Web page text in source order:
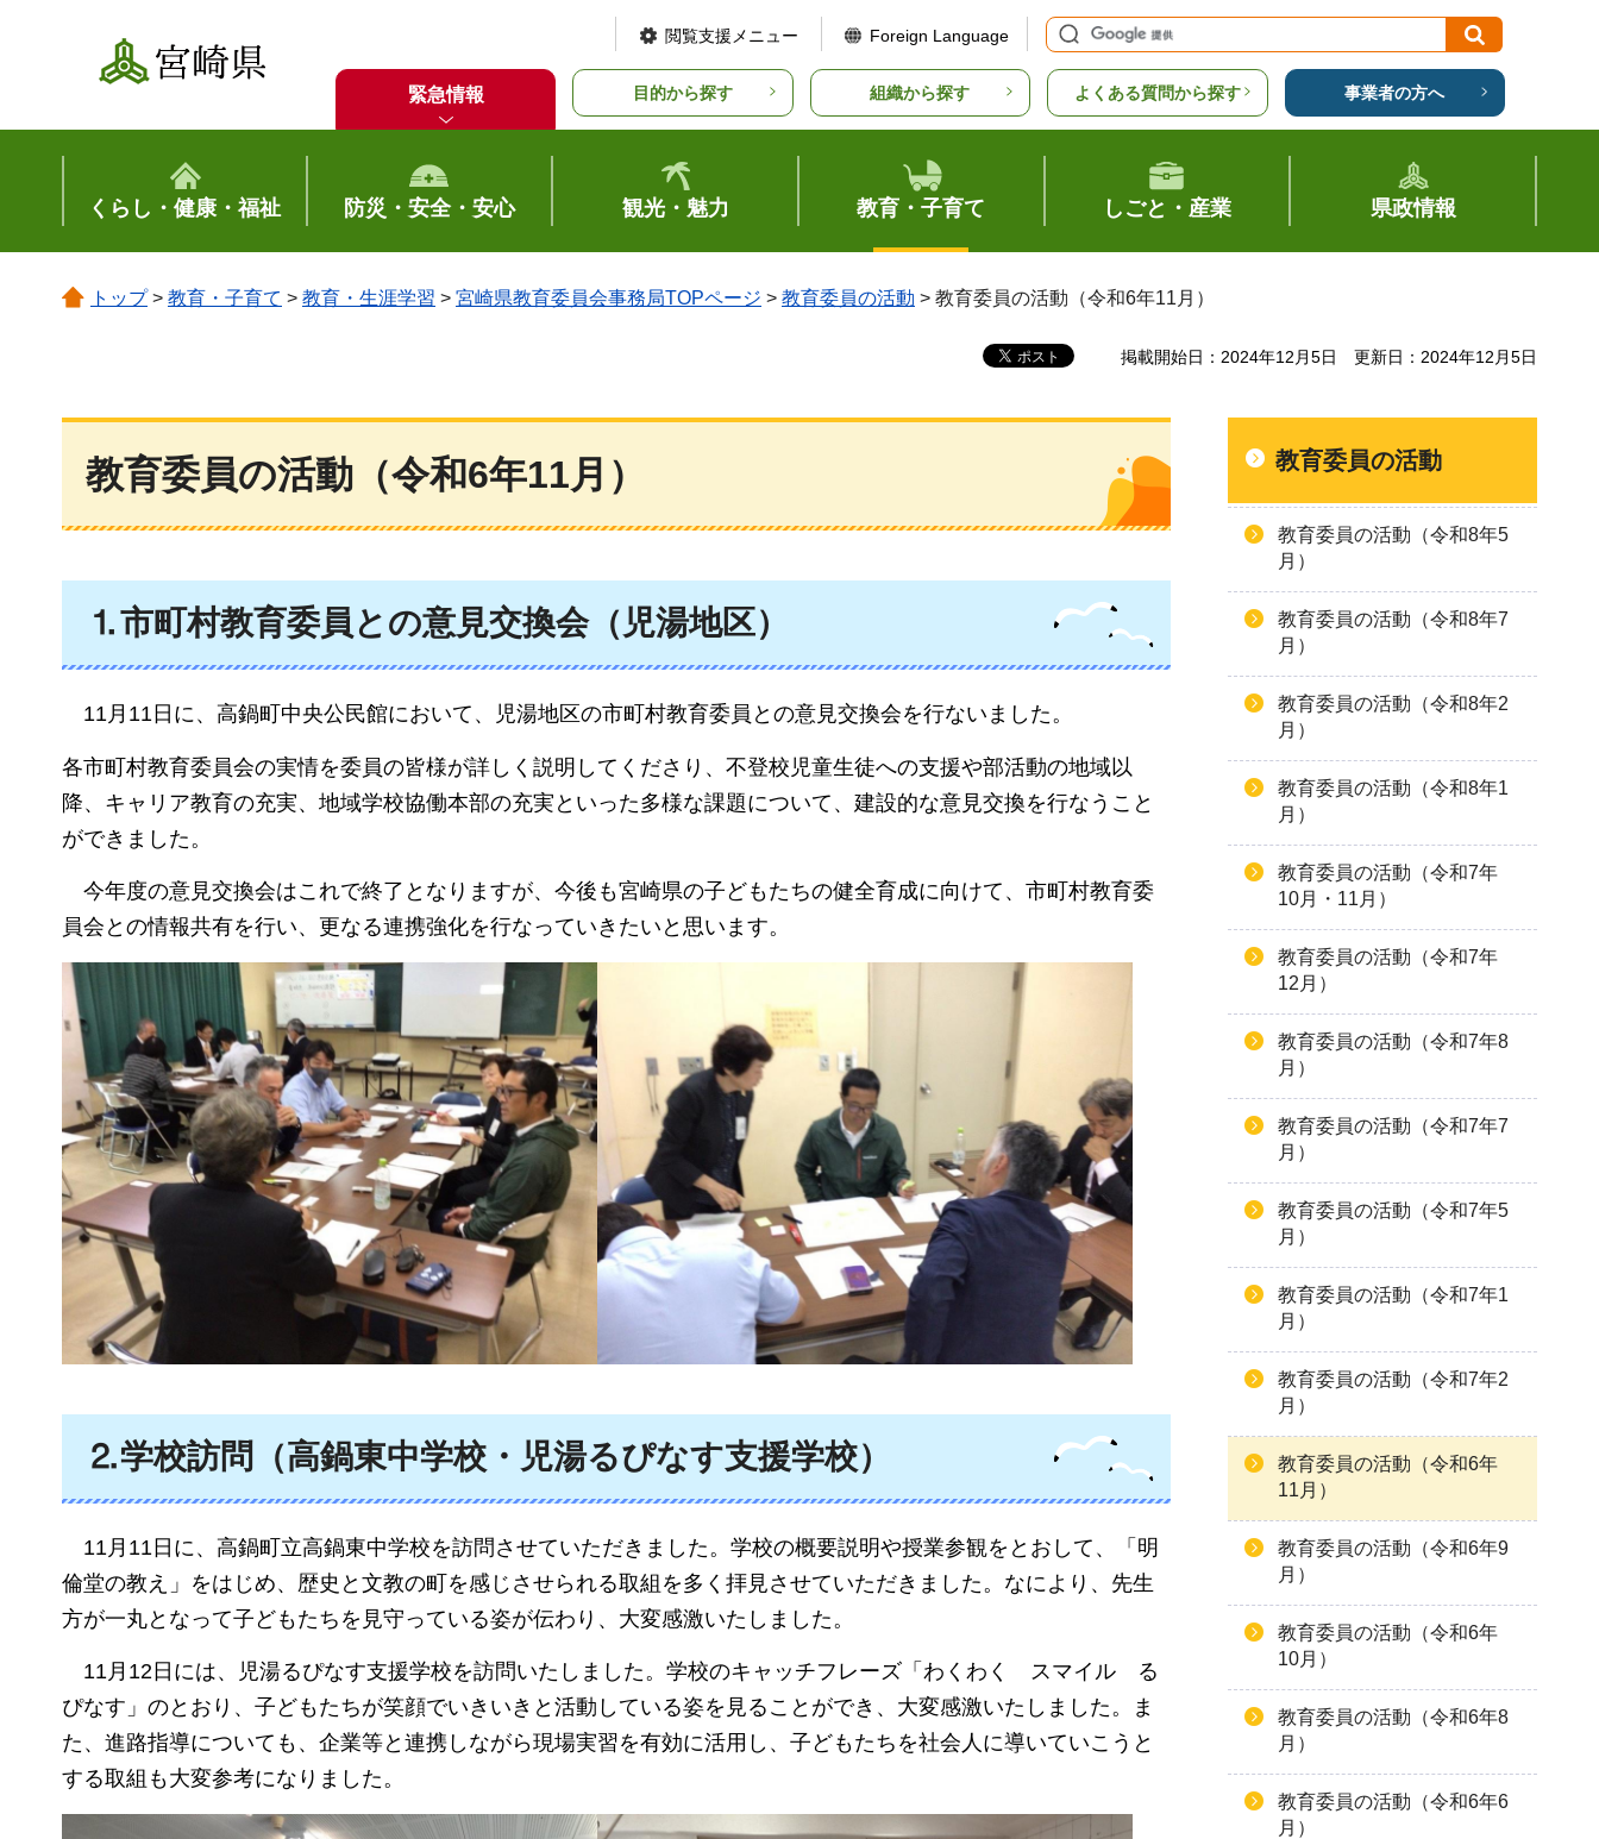
宮崎県
閲覧支援メニュー Foreign Language
緊急情報 目的から探す 組織から探す よくある質問から探す 事業者の方へ
くらし・健康・福祉 防災・安全・安心 観光・魅力 教育・子育て しごと・産業 県政情報
トップ> 教育・子育て > 教育・生涯学習 > 宮崎県教育委員会事務局TOPページ > 教育委員の活動 > 教育委員の活動（令和6年11月）
掲載開始日：2024年12月5日 更新日：2024年12月5日
教育委員の活動（令和6年11月）
⒈市町村教育委員との意見交換会（児湯地区）
11月11日に、高鍋町中央公民館において、児湯地区の市町村教育委員との意見交換会を行ないました。
各市町村教育委員会の実情を委員の皆様が詳しく説明してくださり、不登校児童生徒への支援や部活動の地域以
降、キャリア教育の充実、地域学校協働本部の充実といった多様な課題について、建設的な意見交換を行なうこと
ができました。
今年度の意見交換会はこれで終了となりますが、今後も宮崎県の子どもたちの健全育成に向けて、市町村教育委
員会との情報共有を行い、更なる連携強化を行なっていきたいと思います。
⒉学校訪問（高鍋東中学校・児湯るぴなす支援学校）
11月11日に、高鍋町立高鍋東中学校を訪問させていただきました。 学校の概要説明や授業参観をとおして、「明
倫堂の教え」をはじめ、歴史と文教の町を感じさせられる取組を多く拝見させていただきました。なにより、先生
方が一丸となって子どもたちを見守っている姿が伝わり、大変感激いたしました。
11月12日には、児湯るぴなす支援学校を訪問いたしました。 学校のキャッチフレーズ「わくわく スマイル
る
ぴなす 」のとおり、子どもたちが笑顔でいきいきと活動している姿を見ることができ、大変感激いたしました。ま
た、進路指導についても、企業等と連携しながら現場実習を有効に活用し、子どもたちを社会人に導いていこうと
する取組も大変参考になりました。
教育委員の活動
教育委員の活動（令和8年5
月）
教育委員の活動（令和8年7
月）
教育委員の活動（令和8年2
月）
教育委員の活動（令和8年1
月）
教育委員の活動（令和7年
10月・11月）
教育委員の活動（令和7年
12月）
教育委員の活動（令和7年8
月）
教育委員の活動（令和7年7
月）
教育委員の活動（令和7年5
月）
教育委員の活動（令和7年1
月）
教育委員の活動（令和7年2
月）
教育委員の活動（令和6年
11月）
教育委員の活動（令和6年9
月）
教育委員の活動（令和6年
10月）
教育委員の活動（令和6年8
月）
教育委員の活動（令和6年6
月）